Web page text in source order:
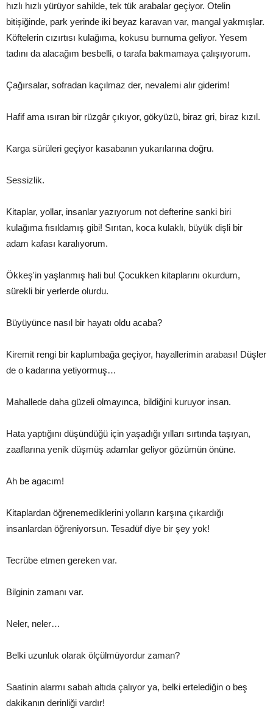
hızlı hızlı yürüyor sahilde, tek tük arabalar geçiyor. Otelin
bitişiğinde, park yerinde iki beyaz karavan var, mangal yakmışlar.
Köftelerin cızırtısı kulağıma, kokusu burnuma geliyor. Yesem
tadını da alacağım besbelli, o tarafa bakmamaya çalışıyorum.
Çağırsalar, sofradan kaçılmaz der, nevalemi alır giderim!
Hafif ama ısıran bir rüzgâr çıkıyor, gökyüzü, biraz gri, biraz kızıl.
Karga sürüleri geçiyor kasabanın yukarılarına doğru.
Sessizlik.
Kitaplar, yollar, insanlar yazıyorum not defterine sanki biri
kulağıma fısıldamış gibi! Sırıtan, koca kulaklı, büyük dişli bir
adam kafası karalıyorum.
Ökkeş'in yaşlanmış hali bu! Çocukken kitaplarını okurdum,
sürekli bir yerlerde olurdu.
Büyüyünce nasıl bir hayatı oldu acaba?
Kiremit rengi bir kaplumbağa geçiyor, hayallerimin arabası! Düşler
de o kadarına yetiyormuş…
Mahallede daha güzeli olmayınca, bildiğini kuruyor insan.
Hata yaptığını düşündüğü için yaşadığı yılları sırtında taşıyan,
zaaflarına yenik düşmüş adamlar geliyor gözümün önüne.
Ah be agacım!
Kitaplardan öğrenemediklerini yolların karşına çıkardığı
insanlardan öğreniyorsun. Tesadüf diye bir şey yok!
Tecrübe etmen gereken var.
Bilginin zamanı var.
Neler, neler…
Belki uzunluk olarak ölçülmüyordur zaman?
Saatinin alarmı sabah altıda çalıyor ya, belki ertelediğin o beş
dakikanın derinliği vardır!